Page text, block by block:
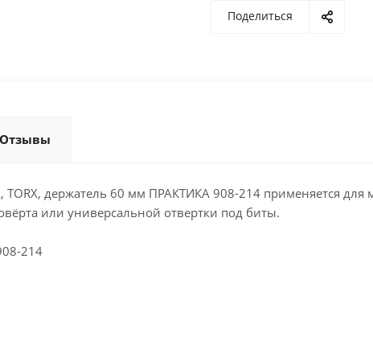
Поделиться
Отзывы
TORX, держатель 60 мм ПРАКТИКА 908-214 применяется для
или универсальной отвертки под биты.
214